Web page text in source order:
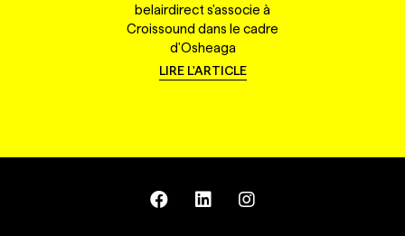
belairdirect s'associe à
Croissound dans le cadre
d'Osheaga
LIRE L'ARTICLE